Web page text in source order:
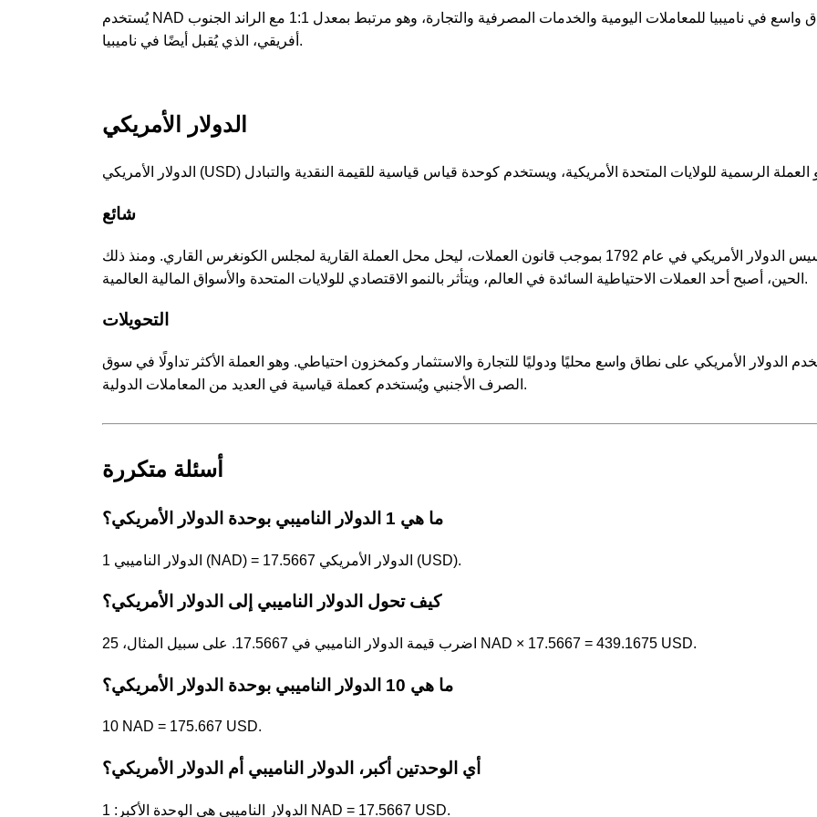
يُستخدم NAD على نطاق واسع في ناميبيا للمعاملات اليومية والخدمات المصرفية والتجارة، وهو مرتبط بمعدل 1:1 مع الراند الجنوب
أفريقي، الذي يُقبل أيضًا في ناميبيا.
الدولار الأمريكي
شائع
تم تأسيس الدولار الأمريكي في عام 1792 بموجب قانون العملات، ليحل محل العملة القارية لمجلس الكونغرس القاري. ومنذ ذلك
الحين، أصبح أحد العملات الاحتياطية السائدة في العالم، ويتأثر بالنمو الاقتصادي للولايات المتحدة والأسواق المالية العالمية.
التحويلات
الدولار الأمريكي على نطاق واسع محليًا ودوليًا للتجارة والاستثمار وكمخزون احتياطي. وهو العملة الأكثر تداولًا في سوق
الصرف الأجنبي ويُستخدم كعملة قياسية في العديد من المعاملات الدولية.
أسئلة متكررة
ما هي 1 الدولار الناميبي بوحدة الدولار الأمريكي؟
1 الدولار الناميبي (NAD) = 17.5667 الدولار الأمريكي (USD).
كيف تحول الدولار الناميبي إلى الدولار الأمريكي؟
اضرب قيمة الدولار الناميبي في 17.5667. على سبيل المثال، 25 NAD × 17.5667 = 439.1675 USD.
ما هي 10 الدولار الناميبي بوحدة الدولار الأمريكي؟
10 NAD = 175.667 USD.
أي الوحدتين أكبر، الدولار الناميبي أم الدولار الأمريكي؟
الدولار الناميبي هي الوحدة الأكبر: 1 NAD = 17.5667 USD.